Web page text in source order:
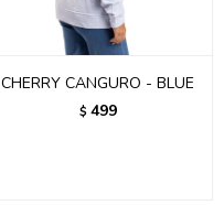
CHERRY CANGURO - BLUE
$ 499